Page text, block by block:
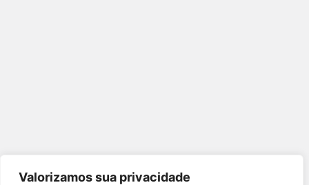
Valorizamos sua privacidade